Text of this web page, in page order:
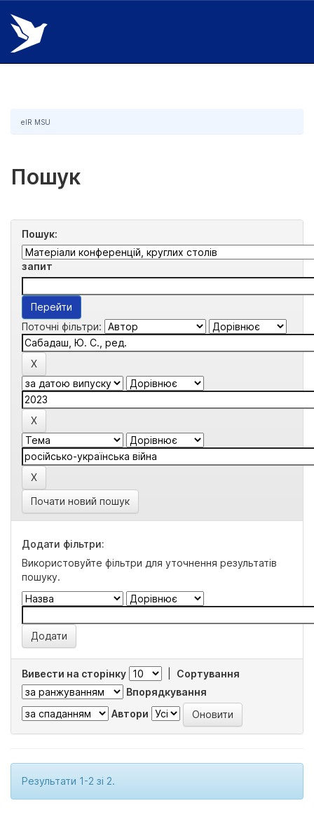
Skip
navigation
eIR MSU
Пошук
Пошук:
запит
Поточні фільтри:
Почати новий пошук
Додати фільтри:
Використовуйте фільтри для уточнення результатів
пошуку.
Вивести на сторінку
Сортування
Впорядкування
Автори
Результати 1-2 зі 2.